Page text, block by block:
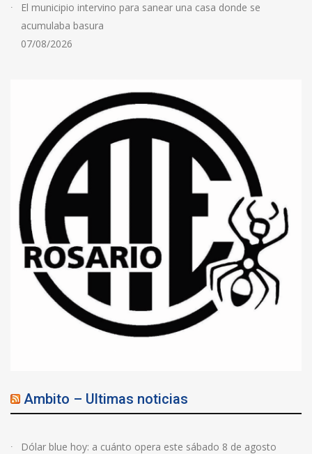
El municipio intervino para sanear una casa donde se
acumulaba basura
07/08/2026
Ambito – Ultimas noticias
Dólar blue hoy: a cuánto opera este sábado 8 de agosto